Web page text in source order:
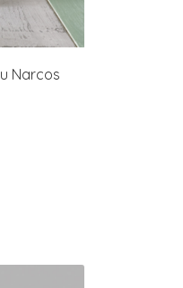
Narcos